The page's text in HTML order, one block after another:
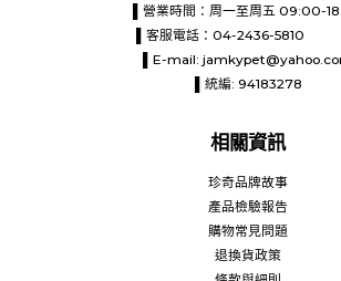
▌營業時間：周一至周五 09:00-
▌客服電話：04-2436-
▌E-mail:
▌統編: 94183278
相關資訊
珍奇品牌故事
產品檢驗報告
購物常見問題
退換貨政策